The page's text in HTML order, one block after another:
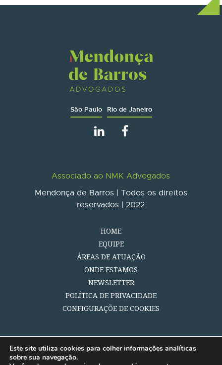
São Paulo Rio de Janeiro
Associado ao NMK Advogados
Mendonça de Barros | Todos os direitos
reservados | 2022
HOME
EQUIPE
ÁREAS DE ATUAÇÃO
ONDE ESTAMOS
NEWSLETTER
POLÍTICA DE PRIVACIDADE
CONFIGURAÇÕE DE COOKIES
Este site utiliza cookies para colher informações analíticas
sobre sua navegação.